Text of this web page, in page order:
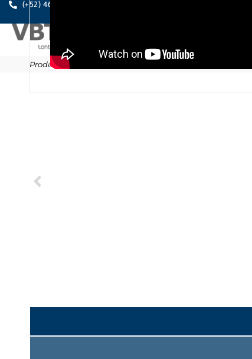
(+52) 461.611.0631
Productos /